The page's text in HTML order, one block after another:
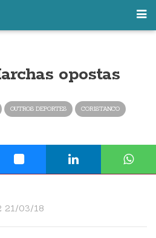
opostas
OUTROS DEPORTES CORISTANCO
21/03/18